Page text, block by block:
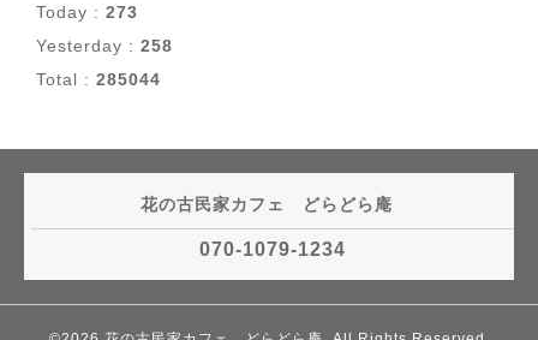
Today : 273
Yesterday : 258
Total : 285044
花の古民家カフェ どらどら庵
070-1079-1234